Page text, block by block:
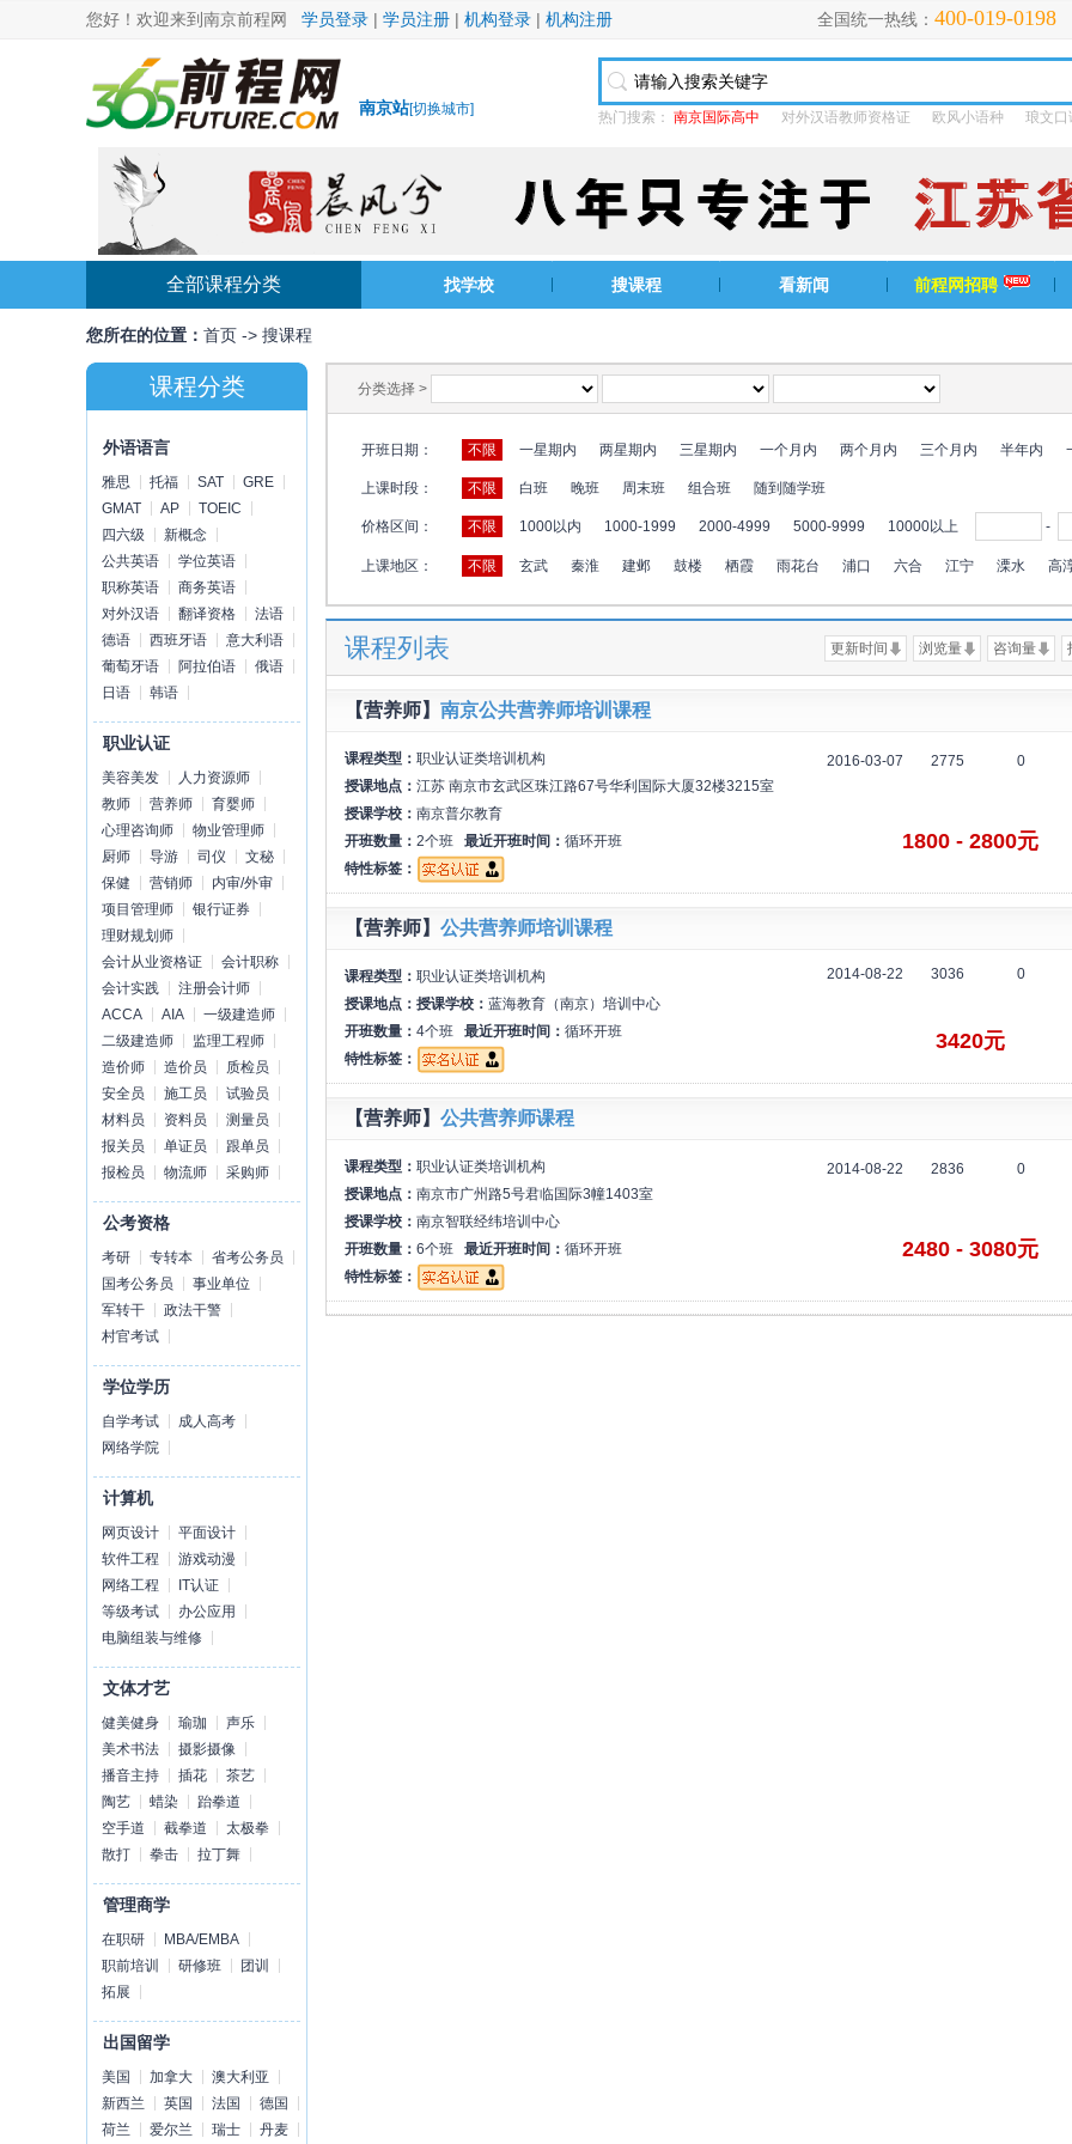
您好！欢迎来到南京前程网 学员登录 | 学员注册 | 机构登录 | 机构注册 全国统一热线： 400-019-0198
南京站[切换城市] 热门搜索： 南京国际高中 对外汉语教师资格证 欧风小语种 琅文口
全部课程分类 找学校 搜课程 看新闻 前程网招聘
您所在的位置： 首页 -> 搜课程
课程分类
外语语言
雅思 托福 SAT
GRE
GMAT
AP
TOEIC
四六级
新概念
公共英语
学位英语
职称英语
商务英语
对外汉语
翻译资格
法语
德语
西班牙语
意大利语
葡萄牙语
阿拉伯语
俄语
日语
韩语
职业认证
美容美发
人力资源师
教师
营养师
育婴师
心理咨询师
物业管理师
厨师
导游 司仪
文秘
保健
营销师
内审/外审
项目管理师
银行证券
理财规划师
会计从业资格证
会计职称
会计实践
注册会计师
ACCA
AIA
一级建造师
二级建造师
监理工程师
造价师
造价员
质检员
安全员
施工员
试验员
材料员
资料员
测量员
报关员
单证员
跟单员
报检员
物流师 采购师
公考资格
考研 专转本
省考公务员
国考公务员
事业单位
军转干
政法干警
村官考试
学位学历
自学考试
成人高考
网络学院
计算机
网页设计
平面设计
软件工程
游戏动漫
网络工程
IT认证
等级考试
办公应用
电脑组装与维修
文体才艺
健美健身 瑜珈
声乐
美术书法
摄影摄像
播音主持
插花
茶艺
陶艺
蜡染
跆拳道
空手道
截拳道
太极拳
散打
拳击 拉丁舞
管理商学
在职研
MBA/EMBA
职前培训
研修班
团训
拓展
出国留学
美国 加拿大
澳大利亚
新西兰
英国 法国
德国
荷兰
爱尔兰 瑞士 丹麦
分类选择 >
开班日期： 不限 一星期内 两星期内 三星期内 一个月内 两个月内 三个月内 半年内
上课时段： 不限 白班 晚班 周末班 组合班 随到随学班
价格区间： 不限 1000以内 1000-1999 2000-4999 5000-9999 10000以上 -
上课地区： 不限 玄武 秦淮 建邺 鼓楼 栖霞 雨花台 浦口 六合 江宁 溧水 高
课程列表 咨询量
浏览量
更新时间
【营养师】 南京公共营养师培训课程
课程类型： 职业认证类培训机构
授课地点： 江苏 南京市玄武区珠江路67号华利国际大厦32楼3215室
授课学校： 南京普尔教育
开班数量： 2个班 最近开班时间： 循环开班
特性标签：
2016-03-07 2775 0
1800 - 2800元
【营养师】 公共营养师培训课程
课程类型： 职业认证类培训机构
授课地点： 授课学校： 蓝海教育（南京）培训中心
开班数量： 4个班 最近开班时间： 循环开班
特性标签：
2014-08-22 3036 0
3420元
【营养师】 公共营养师课程
课程类型： 职业认证类培训机构
授课地点： 南京市广州路5号君临国际3幢1403室
授课学校： 南京智联经纬培训中心
开班数量： 6个班 最近开班时间： 循环开班
特性标签：
2014-08-22 2836 0
2480 - 3080元